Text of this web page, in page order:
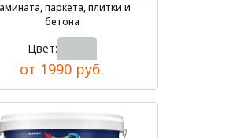
паркета, плитки и
бетона
Цвет:
от 1990 руб.